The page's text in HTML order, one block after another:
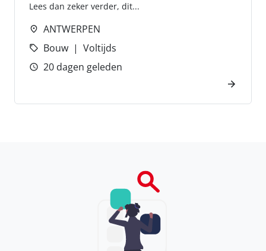
Lees dan zeker verder, dit...
ANTWERPEN
Bouw
Voltijds
20 dagen geleden